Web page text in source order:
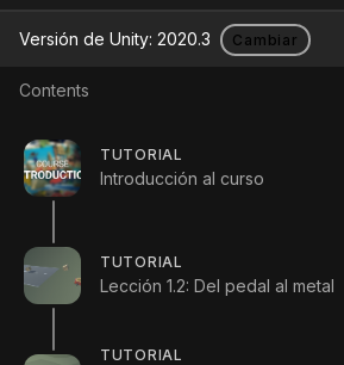
Versión de Unity: 2020.3 Cambiar
Contents
TUTORIAL
Introducción al curso
TUTORIAL
Lección 1.2: Del pedal al metal
TUTORIAL